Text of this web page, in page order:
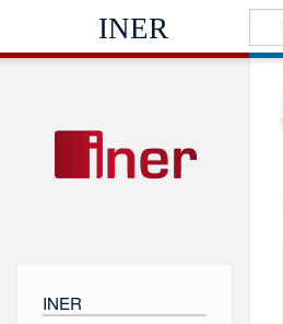
INER
INER